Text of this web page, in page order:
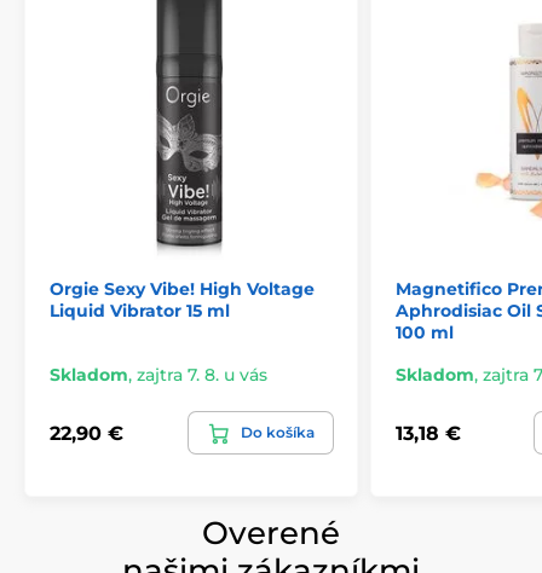
Orgie Sexy Vibe! High Voltage
Liquid Vibrator 15 ml
Skladom, zajtra 7. 8. u vás
22,90 € Do košíka
Magnetifico
Aphrodisiac Oil
100 ml
Skladom, zajtra
13,18 €
Overené